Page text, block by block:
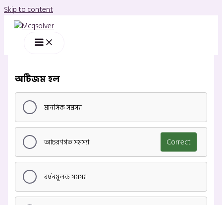
Skip to content
অটিজম হল
মানসিক সমস্যা
আচরণগত সমস্যা Correct
বর্ধনমূলক সমস্যা